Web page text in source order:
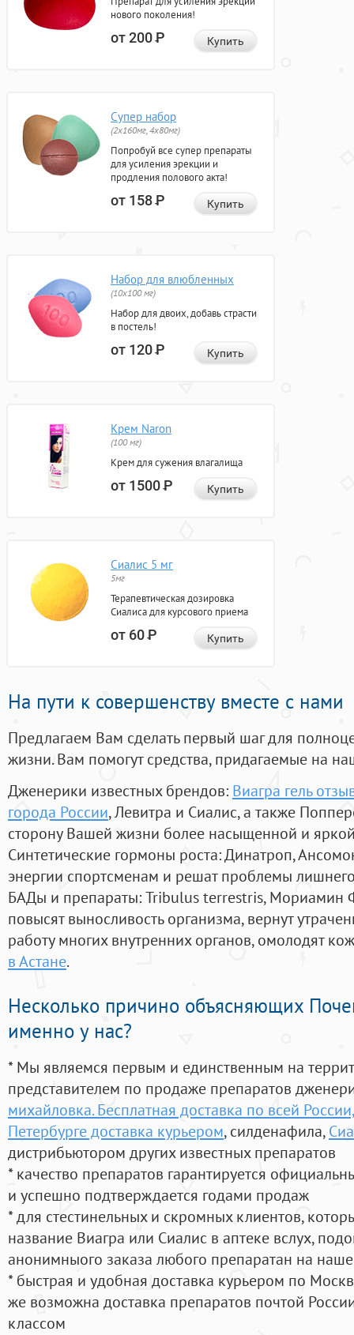
нового поколения!
от 200Р Купить
Супер набор
(2х160мг, 4х80мг)
Попробуй все супер препараты
для усиления эрекции и
продления полового акта!
от 158Р Купить
Набор для влюбленных
(10х100 мг)
Набор для двоих, добавь страсти
в постель!
от 120Р Купить
Крем Naron
(100 мг)
Крем для сужения влагалища
от 1500Р Купить
Сиалис 5 мг
5мг
Терапевтическая дозировка
Сиалиса для курсового приема
от 60Р Купить
На пути к совершенству вместе с нами
Предлагаем Вам сделать первый шаг для
жизни. Вам помогут средства, придагаемые на
Дженерики известных брендов: Виагра гель
города России, Левитра и Сиалис, а также
сторону Вашей жизни более насыщенной и
Синтетические гормоны роста: Динатроп,
энергии спортсменам и решат проблемы
БАДы и препараты:Tribulus terrestris, Мориамин
повысят выносливость организма, вернут
работу многих внутренних органов, омолодят
в Астане.
Несколько причино объясняющих
именно у нас?
* Мы являемся первым и единственным на
представителем по продаже препаратов
михайловка. Бесплатная доставка по всей
Петербурге доставка курьером, силденафила,
дистрибьютором других известных препаратов
* качество препаратов гарантируется
и успешно подтверждается годами продаж
* для стестинельных и скромных клиентов,
название Виагра или Сиалис в аптеке вслух,
анонимныого заказа любого препаратан на
* быстрая и удобная доставка курьером по
же возможна доставка препаратов почтой
классом